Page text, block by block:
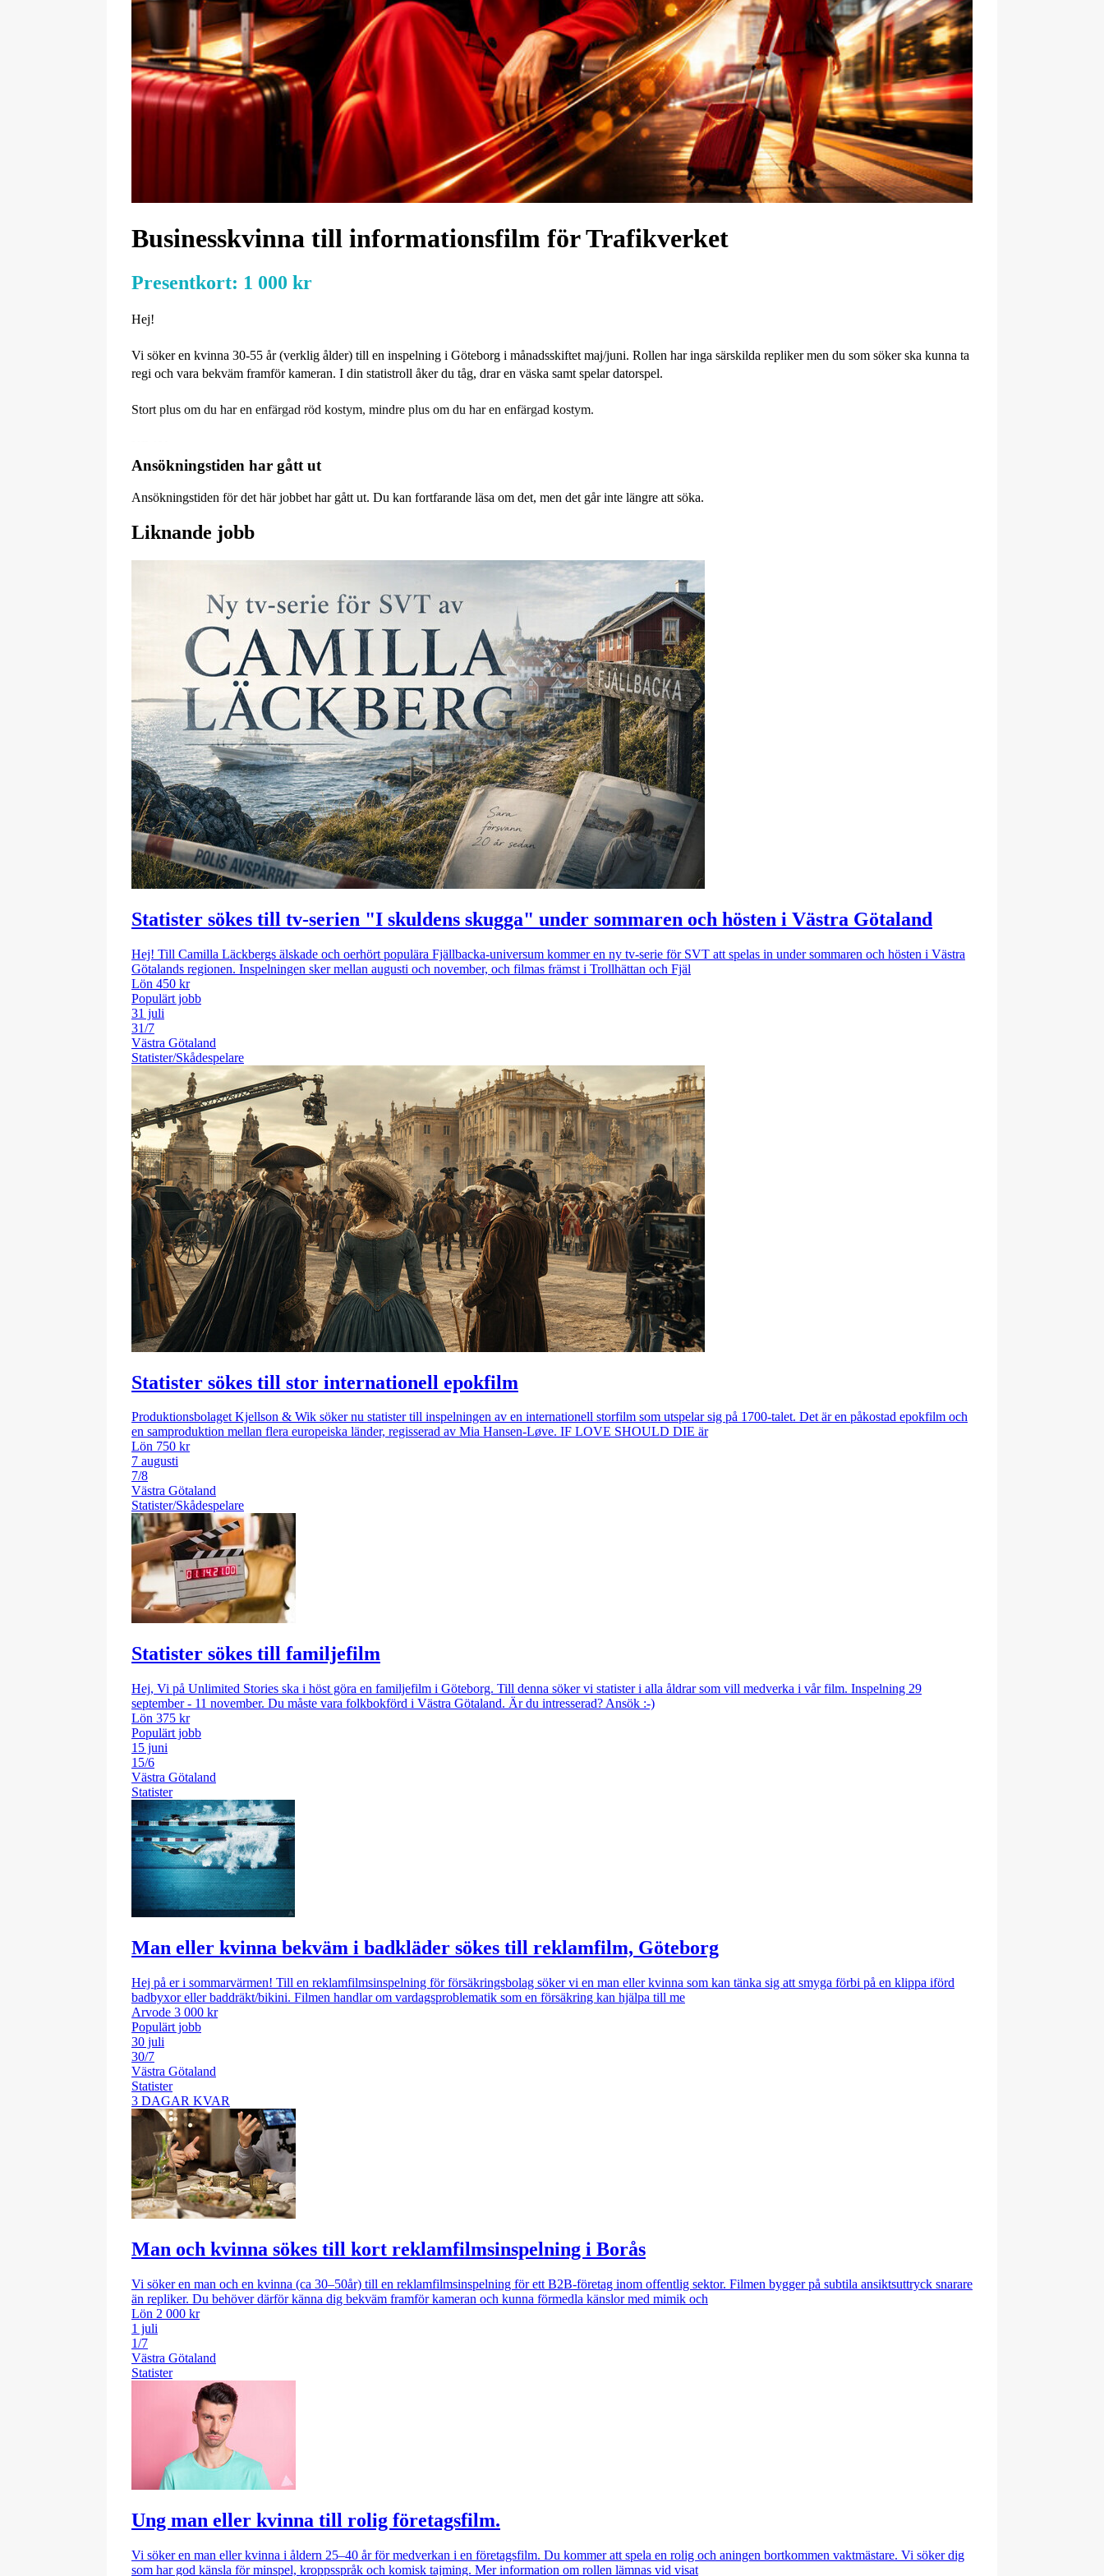
Businesskvinna till informationsfilm för Trafikverket
Presentkort: 1 000 kr
Hej!
Vi söker en kvinna 30-55 år (verklig ålder) till en inspelning i Göteborg i månadsskiftet maj/juni. Rollen har inga särskilda repliker men du som söker ska kunna ta
regi och vara bekväm framför kameran. I din statistroll åker du tåg, drar en väska samt spelar datorspel.
Stort plus om du har en enfärgad röd kostym, mindre plus om du har en enfärgad kostym.
- Du som söker ska kunna ta regi och vara bekväm framför kameran.
* Sverige
1000 kr presentkort, 3.5 h arbetstid.
Vi återkopplar endast om du går vidare.
Hoppas att vi hörs!
Plats: Göteborg
Kategori: Statister
Ålder: 30 - 55 år
Publicerad: 22/5
Presentkort: 1 000 kr
Ansökningstiden har gått ut
Ansökningstiden för det här jobbet har gått ut. Du kan fortfarande läsa om det, men det går inte längre att söka.
Liknande jobb
Statister sökes till tv-serien "I skuldens skugga" under sommaren och hösten i Västra Götaland
Hej! Till Camilla Läckbergs älskade och oerhört populära Fjällbacka-universum kommer en ny tv-serie för SVT att spelas in under sommaren och hösten i Västra
Götalands regionen. Inspelningen sker mellan augusti och november, och filmas främst i Trollhättan och Fjäl
Lön 450 kr
Populärt jobb
31 juli
31/7
Västra Götaland
Statister/Skådespelare
Statister sökes till stor internationell epokfilm
Produktionsbolaget Kjellson & Wik söker nu statister till inspelningen av en internationell storfilm som utspelar sig på 1700-talet. Det är en påkostad epokfilm och
en samproduktion mellan flera europeiska länder, regisserad av Mia Hansen-Løve. IF LOVE SHOULD DIE är
Lön 750 kr
7 augusti
7/8
Västra Götaland
Statister/Skådespelare
Statister sökes till familjefilm
Hej, Vi på Unlimited Stories ska i höst göra en familjefilm i Göteborg. Till denna söker vi statister i alla åldrar som vill medverka i vår film. Inspelning 29
september - 11 november. Du måste vara folkbokförd i Västra Götaland. Är du intresserad? Ansök :-)
Lön 375 kr
Populärt jobb
15 juni
15/6
Västra Götaland
Statister
Man eller kvinna bekväm i badkläder sökes till reklamfilm, Göteborg
Hej på er i sommarvärmen! Till en reklamfilmsinspelning för försäkringsbolag söker vi en man eller kvinna som kan tänka sig att smyga förbi på en klippa iförd
badbyxor eller baddräkt/bikini. Filmen handlar om vardagsproblematik som en försäkring kan hjälpa till me
Arvode 3 000 kr
Populärt jobb
30 juli
30/7
Västra Götaland
Statister
3 DAGAR KVAR
Man och kvinna sökes till kort reklamfilmsinspelning i Borås
Vi söker en man och en kvinna (ca 30–50år) till en reklamfilmsinspelning för ett B2B-företag inom offentlig sektor. Filmen bygger på subtila ansiktsuttryck snarare
än repliker. Du behöver därför känna dig bekväm framför kameran och kunna förmedla känslor med mimik och
Lön 2 000 kr
1 juli
1/7
Västra Götaland
Statister
Ung man eller kvinna till rolig företagsfilm.
Vi söker en man eller kvinna i åldern 25–40 år för medverkan i en företagsfilm. Du kommer att spela en rolig och aningen bortkommen vaktmästare. Vi söker dig
som har god känsla för minspel, kroppsspråk och komisk tajming. Mer information om rollen lämnas vid visat